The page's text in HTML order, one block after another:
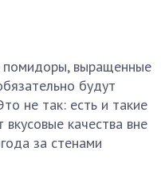
выращенные
будут
не так: есть и такие
качества вне
за стенами